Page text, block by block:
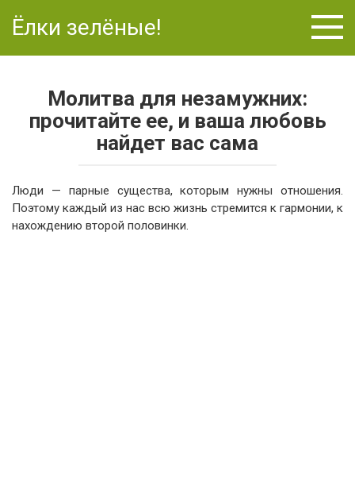
Ёлки зелёные!
Молитва для незамужних:
прочитайте ее, и ваша любовь
найдет вас сама
Люди — парные существа, которым нужны отношения.
Поэтому каждый из нас всю жизнь стремится к гармонии, к
нахождению второй половинки.